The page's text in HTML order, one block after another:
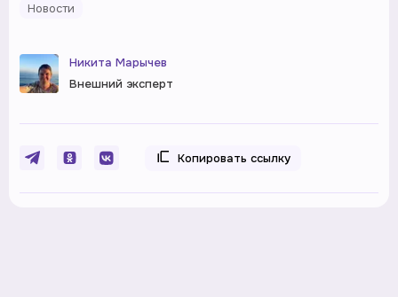
Новости
Никита Марычев
Внешний эксперт
Копировать ссылку